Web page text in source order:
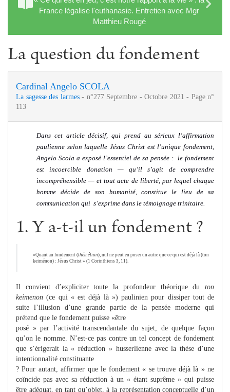
France légalise l'euthanasie. Entretien avec Mgr
Matthieu Rougé
La question du fondement
Cardinal Angelo SCOLA
La sagesse des larmes - n°277 Septembre - Octobre 2021 - Page n°
113
Dans cet article décisif, qui prend au sérieux l’affirmation
paulienne selon laquelle Jésus Christ est l’unique fondement,
Angelo Scola a exposé l’essentiel de sa pensée : le fondement
est incoercible donation — qu’il s’agit de comprendre
incompréhensible — ettout acte de liberté, par lequel chaque
homme décide de son humanité, constitue le lieu de sa
communication qui s’exprime dans le témoignage trinitaire.
1. Y a-t-il un fondement ?
«Quant au fondement (thémélion), nul ne peut en poser un autre que ce qui est déjà là (ton
keiménon) : Jésus Christ » (1 Corinthiens 3, 11).
Il convient d’expliciter toute la profondeur théorique du ton
keimenon(ce qui « est déjà là ») paulinien pour dissiper tout de
suite l’illusion d’une grande partie de la pensée moderne qui
prétend que le fondement puisse «être
posé » par l’activité transcendantale du sujet, de quelque façon
qu’on le nomme. N’est-ce pas contre un tel concept de fondement
que s’érigerait la « réduction » husserlienne avec la thèse d’une
intentionnalité constituante
? Pour autant, affirmer que le fondement « se trouve déjà là » ne
coïncide pas avec sa réduction à un « étant suprême » qui puisse
être adéquat, en tant qu’objet, à la représentation conceptuelle d’un